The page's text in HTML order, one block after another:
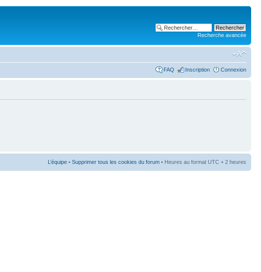
Recherche avancée
FAQ Inscription Connexion
L’équipe • Supprimer tous les cookies du forum • Heures au format UTC + 2 heures